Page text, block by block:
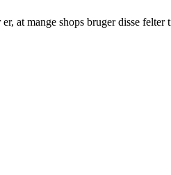
at mange shops bruger disse